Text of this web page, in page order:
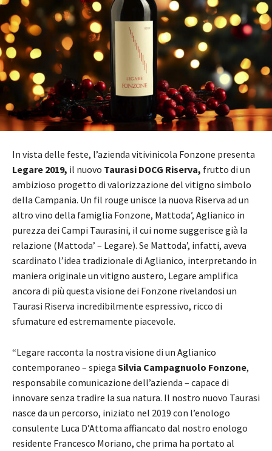
In vista delle feste, l’azienda vitivinicola Fonzone presenta
Legare 2019, il nuovo Taurasi DOCG Riserva, frutto di un
ambizioso progetto di valorizzazione del vitigno simbolo
della Campania. Un fil rouge unisce la nuova Riserva ad un
altro vino della famiglia Fonzone, Mattoda’, Aglianico in
purezza dei Campi Taurasini, il cui nome suggerisce già la
relazione (Mattoda’ – Legare). Se Mattoda’, infatti, aveva
scardinato l’idea tradizionale di Aglianico, interpretando in
maniera originale un vitigno austero, Legare amplifica
ancora di più questa visione dei Fonzone rivelandosi un
Taurasi Riserva incredibilmente espressivo, ricco di
sfumature ed estremamente piacevole.
“Legare racconta la nostra visione di un Aglianico
contemporaneo – spiega Silvia Campagnuolo Fonzone,
responsabile comunicazione dell’azienda – capace di
innovare senza tradire la sua natura. Il nostro nuovo Taurasi
nasce da un percorso, iniziato nel 2019 con l’enologo
consulente Luca D’Attoma affiancato dal nostro enologo
residente Francesco Moriano, che prima ha portato al